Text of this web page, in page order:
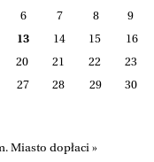
6 7 8 9
13 14 15 16
20 21 22 23
27 28 29 30
Miasto dopłaci »